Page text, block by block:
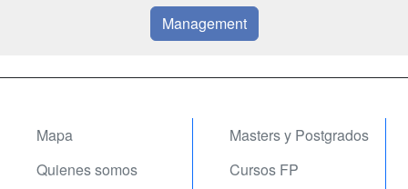
Management
Mapa
Quienes somos
Masters y Postgrados
Cursos FP